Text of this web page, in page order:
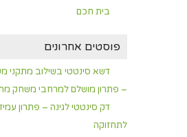
בית חכם
פוסטים אחרונים
דשא סינטטי בשילוב מתקני
– פתרון מושלם למרחבי משחק
דק סינטטי לגינה – פתרון
לתחזוקה